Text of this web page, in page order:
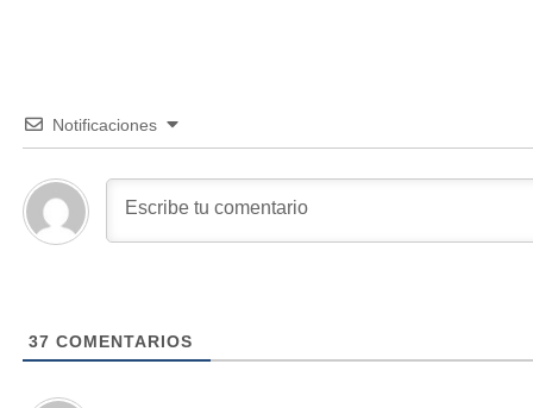
Notificaciones
37 COMENTARIOS